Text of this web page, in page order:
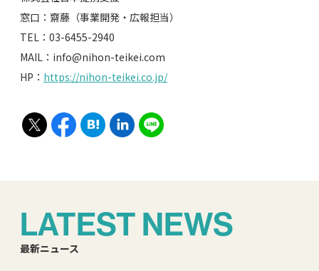
窓口：齋藤（事業開発・広報担当）
TEL：03-6455-2940
MAIL：info@nihon-teikei.com
HP： https://nihon-teikei.co.jp/
LATEST NEWS
最新ニュース